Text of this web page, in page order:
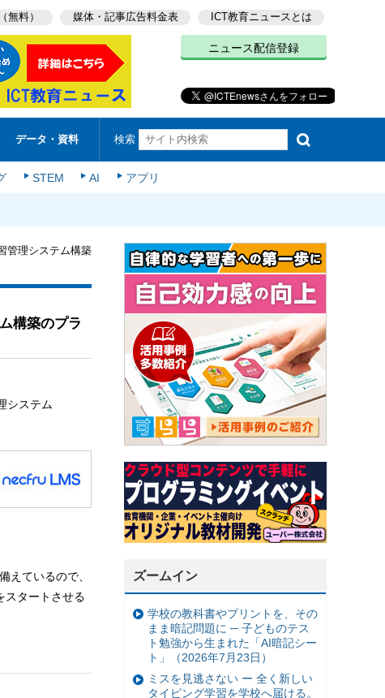
無料） 媒体・記事広告料金表 ICT教育ニュースとは
ニュース配信登録
データ・資料 検索
STEM AI アプリ
管理システム構築
構築のプラ
システム
えているので、
スタートさせる
ズームイン
学校の教科書やプリントを、その
まま暗記問題に ─ 子どものテス
ト勉強から生まれた「AI暗記シー
ト」（2026年7月23日）
ミスを見逃さない ー 全く新しい
タイピング学習を学校へ届ける。